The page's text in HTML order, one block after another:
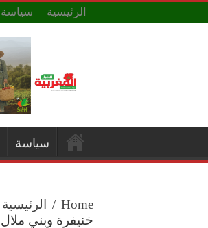
الرئيسية سياسة
سياسة
Home
/ الرئيسية
خنيفرة وبني ملال